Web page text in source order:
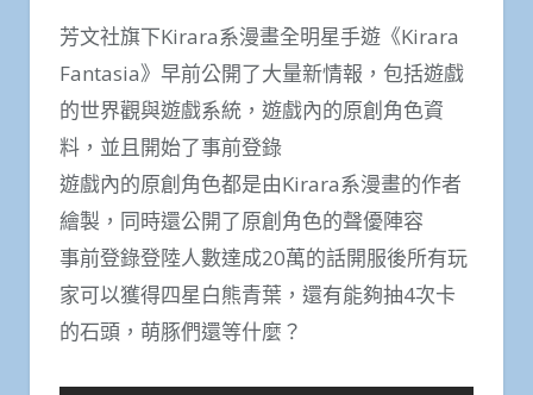
芳文社旗下Kirara系漫畫全明星手遊《Kirara
Fantasia》早前公開了大量新情報，包括遊戲
的世界觀與遊戲系統，遊戲內的原創角色資
料，並且開始了事前登錄
遊戲內的原創角色都是由Kirara系漫畫的作者
繪製，同時還公開了原創角色的聲優陣容
事前登錄登陸人數達成20萬的話開服後所有玩
家可以獲得四星白熊青葉，還有能夠抽4次卡
的石頭，萌豚們還等什麼？